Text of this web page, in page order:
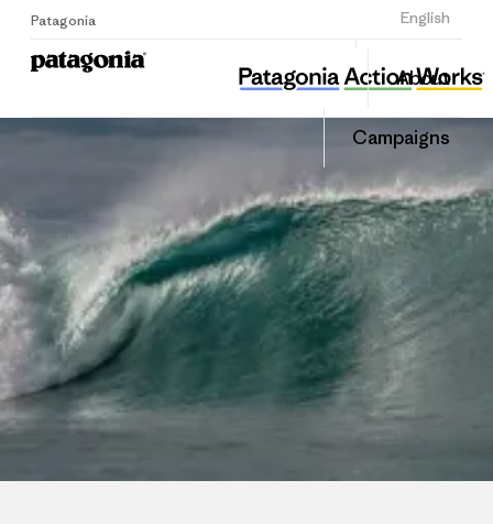
Patagonia English
Sign Up
About
Campaigns
해마마을협동조합
Share
this
Share
on